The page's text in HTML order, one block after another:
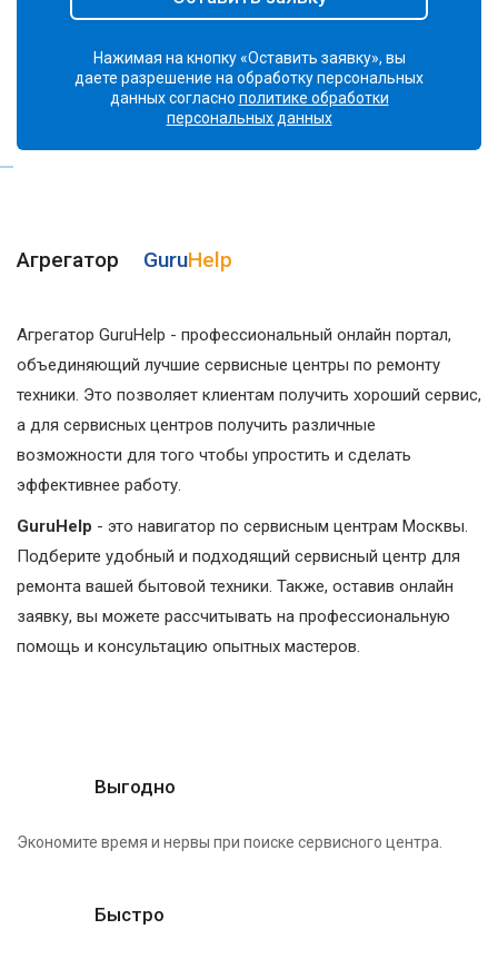
Нажимая на кнопку «Оставить заявку», вы
даете разрешение на обработку персональных
данных согласно политике обработки
персональных данных
Агрегатор GuruHelp
Агрегатор GuruHelp - профессиональный онлайн портал,
объединяющий лучшие сервисные центры по ремонту
техники. Это позволяет клиентам получить хороший сервис,
а для сервисных центров получить различные
возможности для того чтобы упростить и сделать
эффективнее работу.
GuruHelp - это навигатор по сервисным центрам Москвы.
Подберите удобный и подходящий сервисный центр для
ремонта вашей бытовой техники. Также, оставив онлайн
заявку, вы можете рассчитывать на профессиональную
помощь и консультацию опытных мастеров.
Выгодно
Экономите время и нервы при поиске сервисного центра.
Быстро